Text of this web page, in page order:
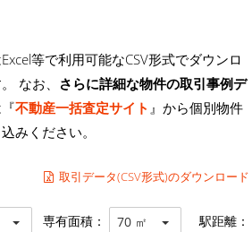
等で利用可能なCSV形式でダウンロ
なお、 さらに詳細な物件の取引事例デ
不動産一括査定サイト 』から個別物件
みください。
取引データ(CSV形式)のダウンロード
専有面積： 70 ㎡ 駅距離：